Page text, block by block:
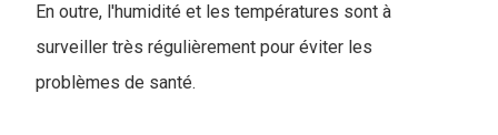
En outre, l'humidité et les températures sont à
surveiller très régulièrement pour éviter les
problèmes de santé.